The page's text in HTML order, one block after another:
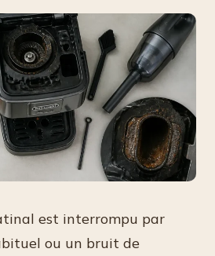
est interrompu par
ou un bruit de